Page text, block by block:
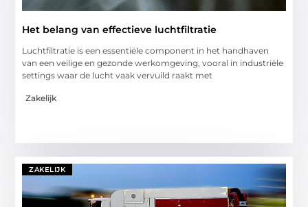
Het belang van effectieve luchtfiltratie
Luchtfiltratie is een essentiële component in het handhaven
van een veilige en gezonde werkomgeving, vooral in industriële
settings waar de lucht vaak vervuild raakt met
Zakelijk
ZAKELIJK